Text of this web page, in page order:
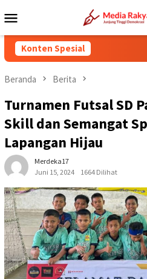
ke
Mobile
Konten Spesial
Beranda Berita
Turnamen Futsal SD
Skill dan Semangat
Lapangan Hijau
Merdeka17
Juni 15, 2024
1664 Dilihat